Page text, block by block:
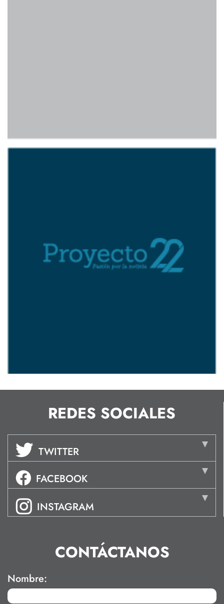
REDES SOCIALES
TWITTER
FACEBOOK
INSTAGRAM
CONTÁCTANOS
Nombre: